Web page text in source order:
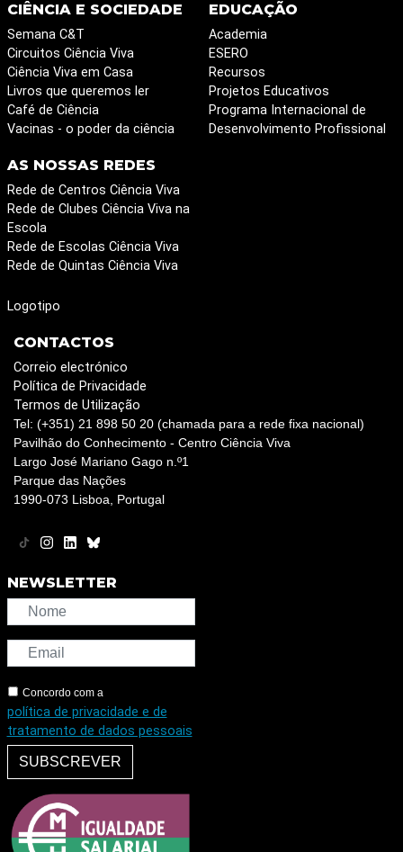
CIÊNCIA E SOCIEDADE
Semana C&T
Circuitos Ciência Viva
Ciência Viva em Casa
Livros que queremos ler
Café de Ciência
Vacinas - o poder da ciência
EDUCAÇÃO
Academia
ESERO
Recursos
Projetos Educativos
Programa Internacional de
Desenvolvimento Profissional
AS NOSSAS REDES
Rede de Centros Ciência Viva
Rede de Clubes Ciência Viva na
Escola
Rede de Escolas Ciência Viva
Rede de Quintas Ciência Viva
Logotipo
CONTACTOS
Correio electrónico
Política de Privacidade
Termos de Utilização
Tel: (+351) 21 898 50 20 (chamada para a rede fixa nacional)
Pavilhão do Conhecimento - Centro Ciência Viva
Largo José Mariano Gago n.º1
Parque das Nações
1990-073 Lisboa, Portugal
NEWSLETTER
Concordo com a
política de privacidade e de
tratamento de dados pessoais
SUBSCREVER